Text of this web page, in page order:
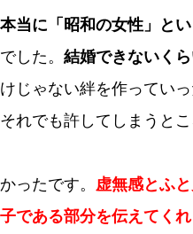
本当に「昭和の女性」と
した。 結婚できないく
じゃない絆を作っていっ
れでも許してしまうとこ
ったです。 虚無感とふ
である部分を伝えてく